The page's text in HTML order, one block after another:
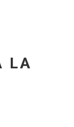
LA